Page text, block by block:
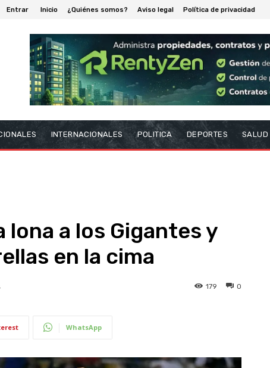
Entrar Inicio ¿Quiénes somos? Aviso legal Política de privacidad
INTERNACIONALES POLITICA DEPORTES SALUD
lona a los Gigantes y
en la cima
0
179
WhatsApp